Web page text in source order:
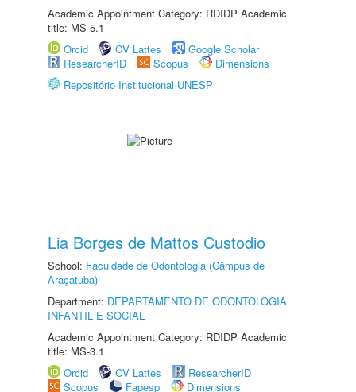
Academic Appointment Category: RDIDP Academic
title: MS-5.1
Orcid
CV Lattes
Google Scholar
ResearcherID
Scopus
Dimensions
Repositório Institucional UNESP
Lia Borges de Mattos Custodio
School: Faculdade de Odontologia (Câmpus de
Araçatuba)
Department: DEPARTAMENTO DE ODONTOLOGIA
INFANTIL E SOCIAL
Academic Appointment Category: RDIDP Academic
title: MS-3.1
Orcid
CV Lattes
ResearcherID
Scopus
Fapesp Dimensions